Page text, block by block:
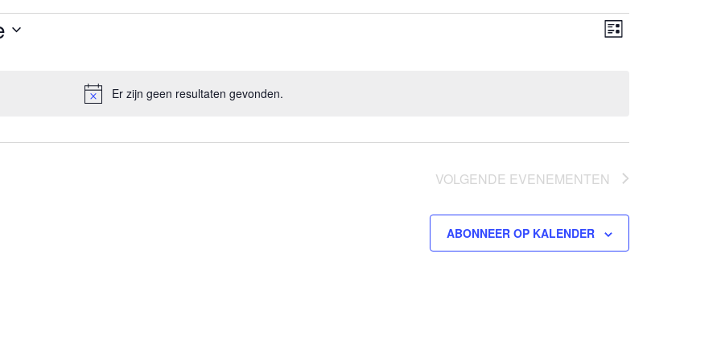
Bericht
Er zijn geen resultaten gevonden.
Weergaven
Evenement
LIJST
VOLGENDE EVENEMENTEN
ABONNEER OP KALENDER